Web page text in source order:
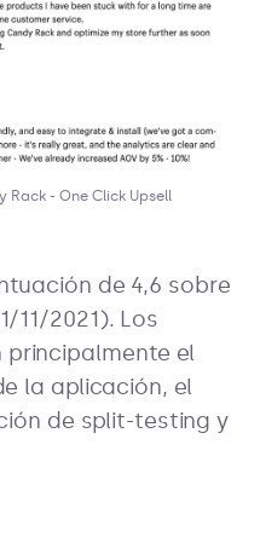
Rack - One Click Upsell
de 4,6 sobre
11/2021). Los
el
la aplicación, el
de split-testing y